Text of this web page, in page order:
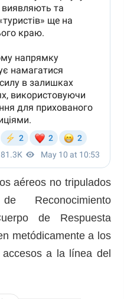
aéreos no tripulados
Reconocimiento
de Respuesta
metódicamente a los
a la línea del